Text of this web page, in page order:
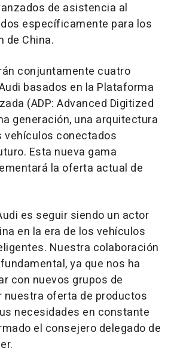
de asistencia al
específicamente para los
de China.
conjuntamente cuatro
basados en la Plataforma
(ADP: Advanced Digitized
generación, una arquitectura
vehículos conectados
Esta nueva gama
la oferta actual de
es seguir siendo un actor
en la era de los vehículos
Nuestra colaboración
ya que nos ha
con nuevos grupos de
nuestra oferta de productos
necesidades en constante
el consejero delegado de